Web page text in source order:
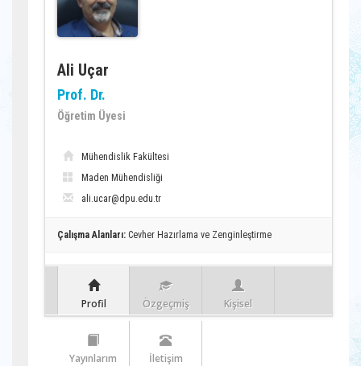
Ali Uçar
Prof. Dr.
Öğretim Üyesi
Mühendislik Fakültesi
Maden Mühendisliği
ali.ucar@dpu.edu.tr
Çalışma Alanları: Cevher Hazırlama ve Zenginleştirme
Profil Özgeçmiş Kişisel
Yayınlarım İletişim